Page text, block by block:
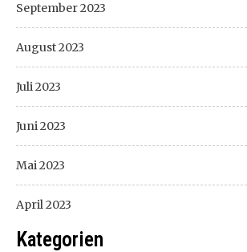
September 2023
August 2023
Juli 2023
Juni 2023
Mai 2023
April 2023
Kategorien